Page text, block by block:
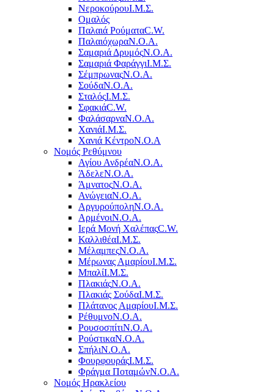
ΝεροκούρουΙ.Μ.Σ.
Ομαλός
Παλαιά ΡούματαC.W.
ΠαλαιόχωραΝ.Ο.Α.
Σαμαριά ΔρυμόςΝ.Ο.Α.
Σαμαριά ΦαράγγιΙ.Μ.Σ.
ΣέμπρωναςΝ.Ο.Α.
ΣούδαΝ.Ο.Α.
ΣταλόςΙ.Μ.Σ.
ΣφακιάC.W.
ΦαλάσαρναΝ.Ο.Α.
ΧανιάΙ.Μ.Σ.
Χανιά ΚέντροN.O.A
Νομός Ρεθύμνου
Αγίου ΑνδρέαΝ.Ο.Α.
ΆδελεΝ.Ο.Α.
ΆμνατοςΝ.Ο.Α.
ΑνώγειαΝ.Ο.Α.
ΑργυρούποληΝ.Ο.Α.
ΑρμένοιΝ.Ο.Α.
Ιερά Μονή ΧαλέπαςC.W.
ΚαλλιθέαΙ.Μ.Σ.
ΜέλαμπεςΝ.Ο.Α.
Μέρωνας ΑμαρίουΙ.Μ.Σ.
ΜπαλίΙ.Μ.Σ.
ΠλακιάςΝ.Ο.Α.
Πλακιάς ΣούδαΙ.Μ.Σ.
Πλάτανος ΑμαρίουΙ.Μ.Σ.
ΡέθυμνοΝ.Ο.Α.
ΡουσοσπίτιΝ.Ο.Α.
ΡούστικαΝ.Ο.Α.
ΣπήλιΝ.Ο.Α.
ΦουρφουράςΙ.Μ.Σ.
Φράγμα ΠοταμώνΝ.Ο.Α.
Νομός Ηρακλείου